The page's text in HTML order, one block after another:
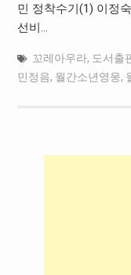
민 정착수기(1) 이정
선비…
꼬레아우라, 도서출
민정음, 월간소년영웅,